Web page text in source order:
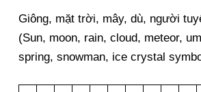
Giông, mặt trời, mây, dù, người
(Sun, moon, rain, cloud, meteor,
spring, snowman, ice crystal